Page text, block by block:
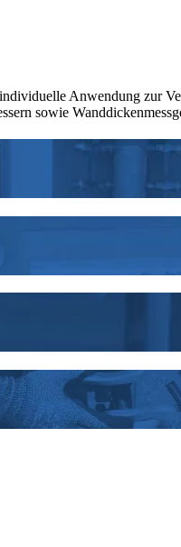
Anwendung zur
sowie